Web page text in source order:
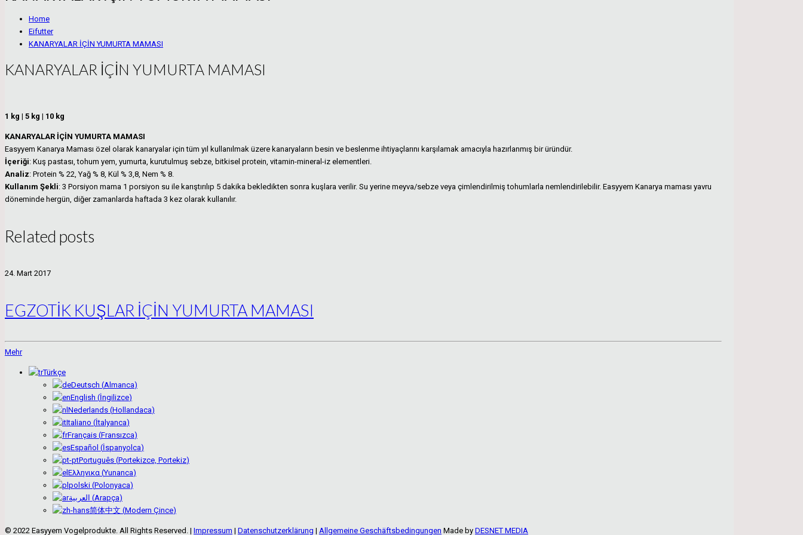
Home
Eifutter
KANARYALAR İÇİN YUMURTA MAMASI
KANARYALAR İÇİN YUMURTA MAMASI
1 kg | 5 kg | 10 kg
KANARYALAR İÇİN YUMURTA MAMASI
Easyyem Kanarya Maması özel olarak kanaryalar için tüm yıl kullanılmak üzere kanaryaların besin ve beslenme ihtiyaçlarını karşılamak amacıyla hazırlanmış bir üründür.
İçeriği: Kuş pastası, tohum yem, yumurta, kurutulmuş sebze, bitkisel protein, vitamin-mineral-iz elementleri.
Analiz: Protein % 22, Yağ % 8, Kül % 3,8, Nem % 8.
Kullanım Şekli: 3 Porsiyon mama 1 porsiyon su ile karıştırılıp 5 dakika bekledikten sonra kuşlara verilir. Su yerine meyva/sebze veya çimlendirilmiş tohumlarla nemlendirilebilir. Easyyem Kanarya maması yavru
döneminde hergün, diğer zamanlarda haftada 3 kez olarak kullanılır.
Related posts
24. Mart 2017
EGZOTİK KUŞLAR İÇİN YUMURTA MAMASI
Mehr
Türkçe
Deutsch (Almanca)
English (İngilizce)
Nederlands (Hollandaca)
Italiano (İtalyanca)
Français (Fransızca)
Español (İspanyolca)
Português (Portekizce, Portekiz)
Ελληνικα (Yunanca)
polski (Polonyaca)
العربية (Arapça)
简体中文 (Modern Çince)
© 2022 Easyyem Vogelprodukte. All Rights Reserved. | Impressum | Datenschutzerklärung | Allgemeine Geschäftsbedingungen Made by DESNET MEDIA